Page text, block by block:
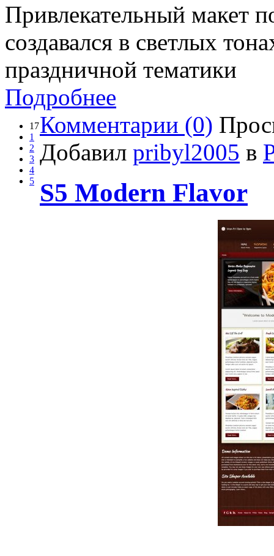
Привлекательный макет
создавался в светлых
праздничной тематики
Подробнее
17
1
2
3
4
5
Комментарии (0)
Добавил pribyl2005 в
S5 Modern Flavor